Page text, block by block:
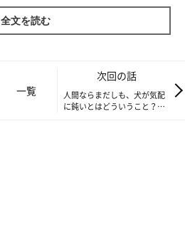
全文を読む
一覧
次回の話
人間ならまだしも、犬が気配
に鈍いとはどういうこと？｜